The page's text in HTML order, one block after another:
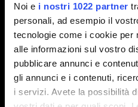
Noi e i nostri 1022 partner
personali, ad esempio il
tecnologie come i cookie per
alle informazioni sul vostro
pubblicare annunci e
gli annunci e i contenuti,
i servizi. Avete la possibilità
Aggiungi file
Puoi allegare un file al tuo